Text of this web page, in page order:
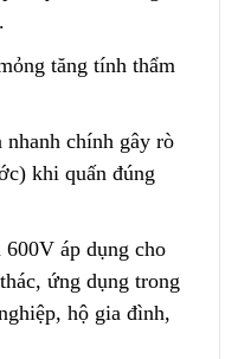
tăng tính thẩm
nhanh chính gây rò
khi quấn đúng
600V áp dụng cho
ứng dụng trong
hộ gia đình,